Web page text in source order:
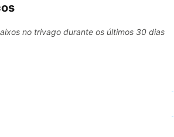
no trivago durante os últimos 30 dias